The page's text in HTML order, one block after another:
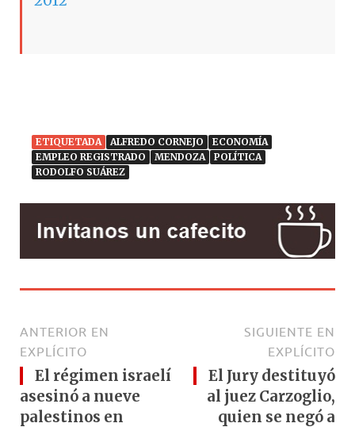
ETIQUETADA ALFREDO CORNEJO
ECONOMÍA
EMPLEO REGISTRADO
MENDOZA
POLÍTICA
RODOLFO SUÁREZ
ANTERIOR EN
EXPLÍCITO
El régimen israelí
asesinó a nueve
palestinos en
SIGUIENTE EN
EXPLÍCITO
El Jury destituyó
al juez Carzoglio,
quien se negó a